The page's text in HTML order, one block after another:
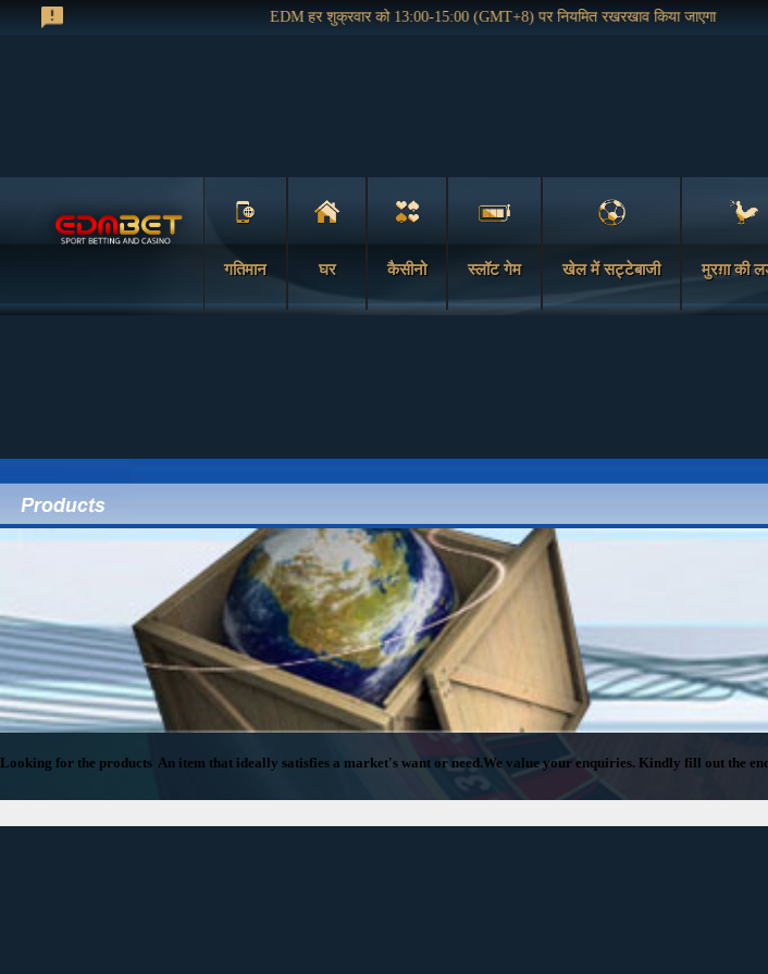
EDM हर शुक्रवार को 13:00-15:00 (GMT+8) पर नियमित रखरखाव किया जाएगा
गतिमान घर कैसीनो स्लॉट गेम खेल में सट्टेबाजी मुरग़ा की
Looking for the products An item that ideally satisfies a market's want or need.We value your enquiries. Kindly fill out the